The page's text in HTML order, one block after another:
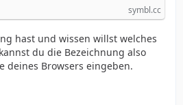
symbl.cc
hast und wissen willst welches
du die Bezeichnung also
deines Browsers eingeben.